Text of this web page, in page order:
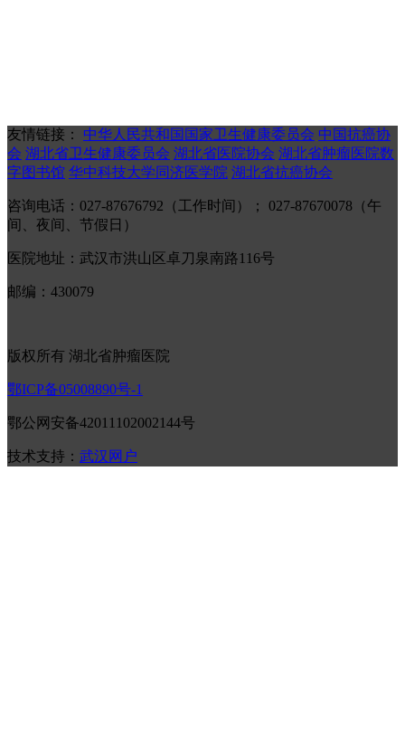
友情链接： 中华人民共和国国家卫生健康委员会 中国抗癌协
会 湖北省卫生健康委员会 湖北省医院协会 湖北省肿瘤医院数
字图书馆 华中科技大学同济医学院 湖北省抗癌协会
咨询电话：027-87676792（工作时间）； 027-87670078（午
间、夜间、节假日）
医院地址：武汉市洪山区卓刀泉南路116号
邮编：430079
版权所有 湖北省肿瘤医院
鄂ICP备05008890号-1
鄂公网安备42011102002144号
技术支持： 武汉网户